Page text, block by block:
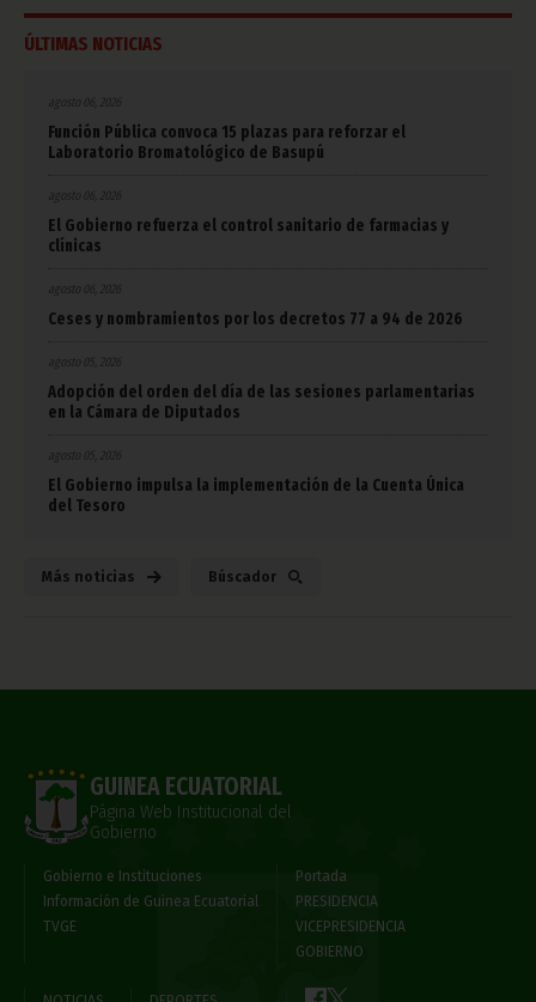
ÚLTIMAS NOTICIAS
agosto 06, 2026
Función Pública convoca 15 plazas para reforzar el
Laboratorio Bromatológico de Basupú
agosto 06, 2026
El Gobierno refuerza el control sanitario de farmacias y
clínicas
agosto 06, 2026
Ceses y nombramientos por los decretos 77 a 94 de 2026
Adopción del orden del día de las sesiones parlamentarias
en la Cámara de Diputados
El Gobierno impulsa la implementación de la Cuenta Única
del Tesoro
Más noticias Búscador
GUINEA ECUATORIAL
Página Web Institucional del
Gobierno
Gobierno e Instituciones
Información de Guinea Ecuatorial
TVGE
Portada
PRESIDENCIA
VICEPRESIDENCIA
GOBIERNO